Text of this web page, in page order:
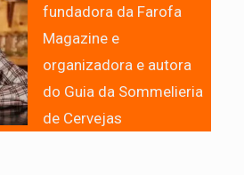
fundadora da Farofa
Magazine e
organizadora e autora
do Guia da Sommelieria
de Cervejas